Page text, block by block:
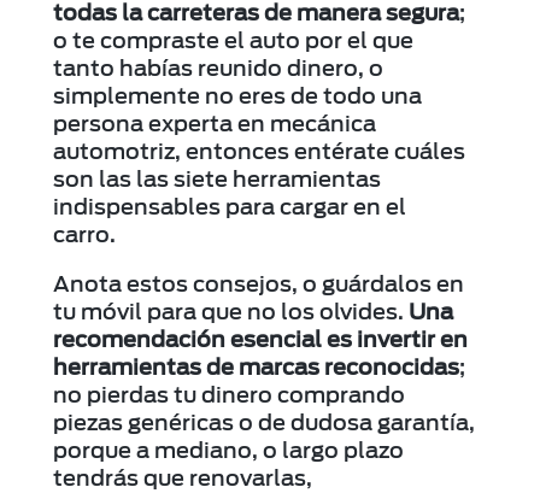
todas la carreteras de manera segura;
o te compraste el auto por el que
tanto habías reunido dinero, o
simplemente no eres de todo una
persona experta en mecánica
automotriz, entonces entérate cuáles
son las las siete herramientas
indispensables para cargar en el
carro.
Anota estos consejos, o guárdalos en
tu móvil para que no los olvides. Una
recomendación esencial es invertir en
herramientas de marcas reconocidas;
no pierdas tu dinero comprando
piezas genéricas o de dudosa garantía,
porque a mediano, o largo plazo
tendrás que renovarlas,